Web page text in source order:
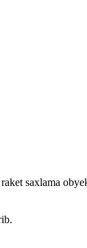
saxlama